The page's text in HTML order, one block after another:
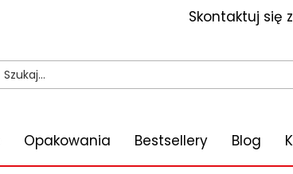
Skontaktuj się
Opakowania Bestsellery Blog